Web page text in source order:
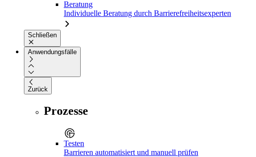
Beratung
Individuelle Beratung durch Barrierefreiheitsexperten
Schließen
Anwendungsfälle
Zurück
Prozesse
Testen
Barrieren automatisiert und manuell prüfen